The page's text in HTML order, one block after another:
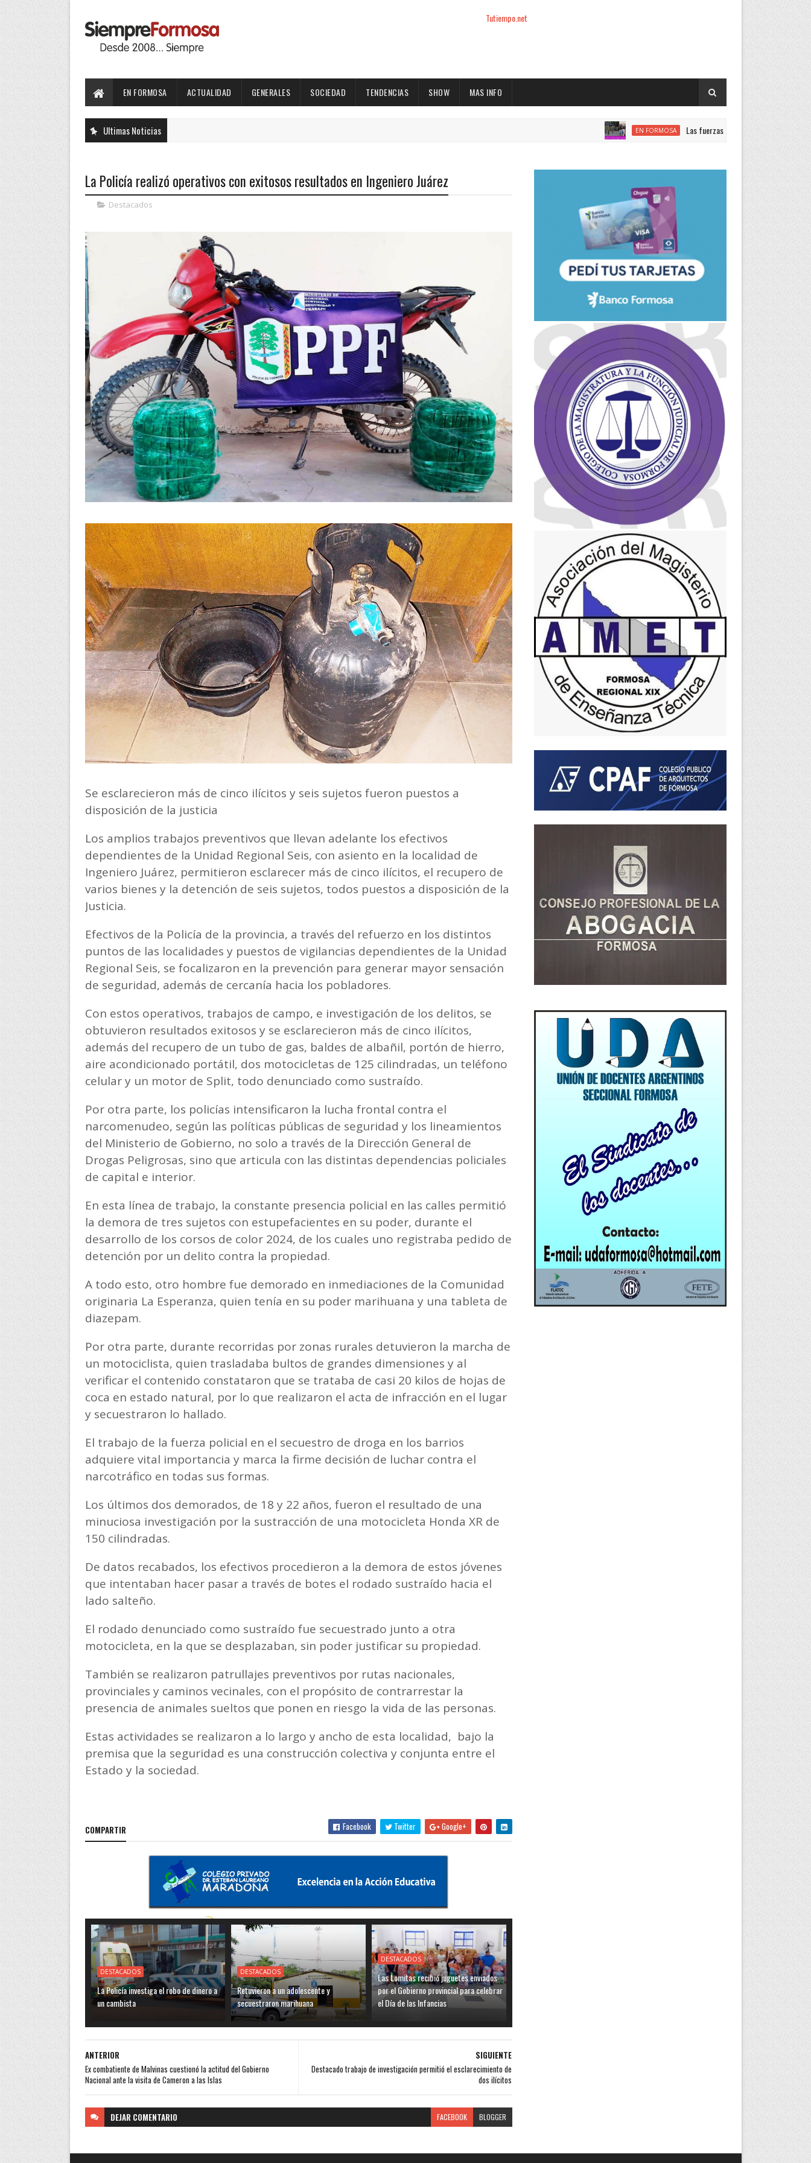
Tutiempo.net
EN FORMOSA ACTUALIDAD GENERALES SOCIEDAD TENDENCIAS SHOW MAS INFO
Ultimas Noticias EN FORMOSA Las fuerzas de seguridad nacional encabezan el
La Policía realizó operativos con exitosos resultados en Ingeniero Juárez
Destacados
Se esclarecieron más de cinco ilícitos y seis sujetos fueron puestos a
disposición de la justicia
Los amplios trabajos preventivos que llevan adelante los efectivos
dependientes de la Unidad Regional Seis, con asiento en la localidad de
Ingeniero Juárez, permitieron esclarecer más de cinco ilícitos, el recupero de
varios bienes y la detención de seis sujetos, todos puestos a disposición de la
Justicia.
Efectivos de la Policía de la provincia, a través del refuerzo en los distintos
puntos de las localidades y puestos de vigilancias dependientes de la Unidad
Regional Seis, se focalizaron en la prevención para generar mayor sensación
de seguridad, además de cercanía hacia los pobladores.
Con estos operativos, trabajos de campo, e investigación de los delitos, se
obtuvieron resultados exitosos y se esclarecieron más de cinco ilícitos,
además del recupero de un tubo de gas, baldes de albañil, portón de hierro,
aire acondicionado portátil, dos motocicletas de 125 cilindradas, un teléfono
celular y un motor de Split, todo denunciado como sustraído.
Por otra parte, los policías intensificaron la lucha frontal contra el
narcomenudeo, según las políticas públicas de seguridad y los lineamientos
del Ministerio de Gobierno, no solo a través de la Dirección General de
Drogas Peligrosas, sino que articula con las distintas dependencias policiales
de capital e interior.
En esta línea de trabajo, la constante presencia policial en las calles permitió
la demora de tres sujetos con estupefacientes en su poder, durante el
desarrollo de los corsos de color 2024, de los cuales uno registraba pedido de
detención por un delito contra la propiedad.
A todo esto, otro hombre fue demorado en inmediaciones de la Comunidad
originaria La Esperanza, quien tenía en su poder marihuana y una tableta de
diazepam.
Por otra parte, durante recorridas por zonas rurales detuvieron la marcha de
un motociclista, quien trasladaba bultos de grandes dimensiones y al
verificar el contenido constataron que se trataba de casi 20 kilos de hojas de
coca en estado natural, por lo que realizaron el acta de infracción en el lugar
y secuestraron lo hallado.
El trabajo de la fuerza policial en el secuestro de droga en los barrios
adquiere vital importancia y marca la firme decisión de luchar contra el
narcotráfico en todas sus formas.
Los últimos dos demorados, de 18 y 22 años, fueron el resultado de una
minuciosa investigación por la sustracción de una motocicleta Honda XR de
150 cilindradas.
De datos recabados, los efectivos procedieron a la demora de estos jóvenes
que intentaban hacer pasar a través de botes el rodado sustraído hacia el
lado salteño.
El rodado denunciado como sustraído fue secuestrado junto a otra
motocicleta, en la que se desplazaban, sin poder justificar su propiedad.
También se realizaron patrullajes preventivos por rutas nacionales,
provinciales y caminos vecinales, con el propósito de contrarrestar la
presencia de animales sueltos que ponen en riesgo la vida de las personas.
Estas actividades se realizaron a lo largo y ancho de esta localidad, bajo la
premisa que la seguridad es una construcción colectiva y conjunta entre el
Estado y la sociedad.
COMPARTIR Facebook Twitter Google+
DESTACADOS
La Policía investiga el robo de dinero a
un cambista
DESTACADOS
Retuvieron a un adolescente y
secuestraron marihuana
DESTACADOS
Las Lomitas recibió juguetes enviados
por el Gobierno provincial para celebrar
el Día de las Infancias
SIGUIENTE
Destacado trabajo de investigación permitió el esclarecimiento de
dos ilícitos
ANTERIOR
Ex combatiente de Malvinas cuestionó la actitud del Gobierno
Nacional ante la visita de Cameron a las Islas
DEJAR COMENTARIO FACEBOOK BLOGGER